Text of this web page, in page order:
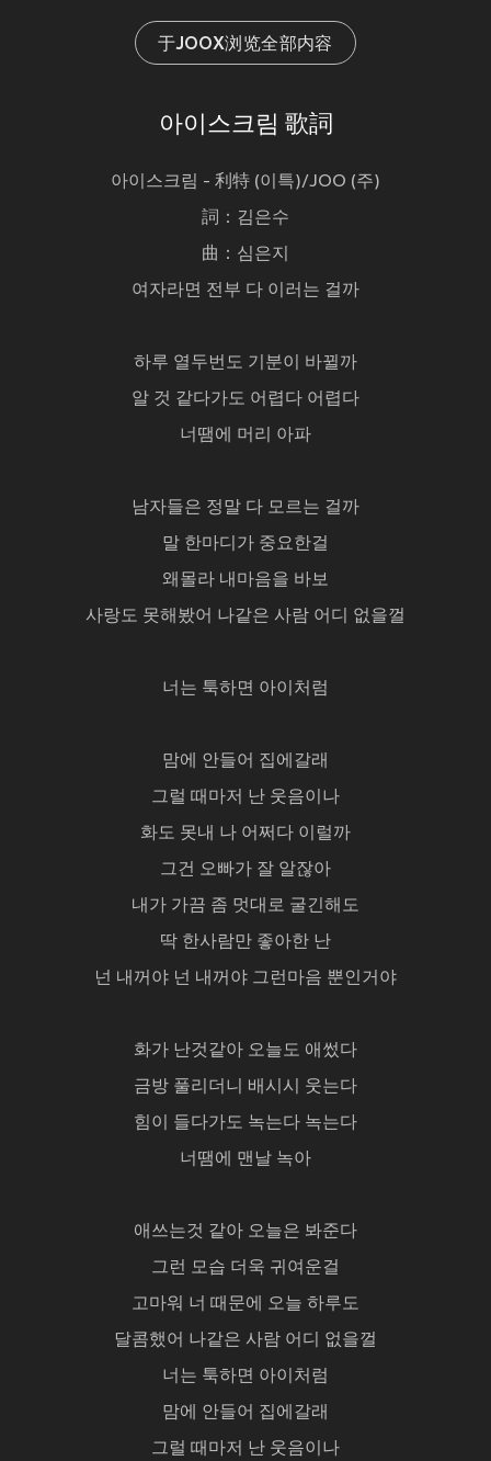
于JOOX浏览全部内容
아이스크림 歌詞
아이스크림 - 利特 (이특)/JOO (주)
詞：김은수
曲：심은지
여자라면 전부 다 이러는 걸까
하루 열두번도 기분이 바뀔까
알 것 같다가도 어렵다 어렵다
너땜에 머리 아파
남자들은 정말 다 모르는 걸까
말 한마디가 중요한걸
왜몰라 내마음을 바보
사랑도 못해봤어 나같은 사람 어디 없을껄
너는 툭하면 아이처럼
맘에 안들어 집에갈래
그럴 때마저 난 웃음이나
화도 못내 나 어쩌다 이럴까
그건 오빠가 잘 알잖아
내가 가끔 좀 멋대로 굴긴해도
딱 한사람만 좋아한 난
넌 내꺼야 넌 내꺼야 그런마음 뿐인거야
화가 난것같아 오늘도 애썼다
금방 풀리더니 배시시 웃는다
힘이 들다가도 녹는다 녹는다
너땜에 맨날 녹아
애쓰는것 같아 오늘은 봐준다
그런 모습 더욱 귀여운걸
고마워 너 때문에 오늘 하루도
달콤했어 나같은 사람 어디 없을껄
너는 툭하면 아이처럼
맘에 안들어 집에갈래
그럴 때마저 난 웃음이나